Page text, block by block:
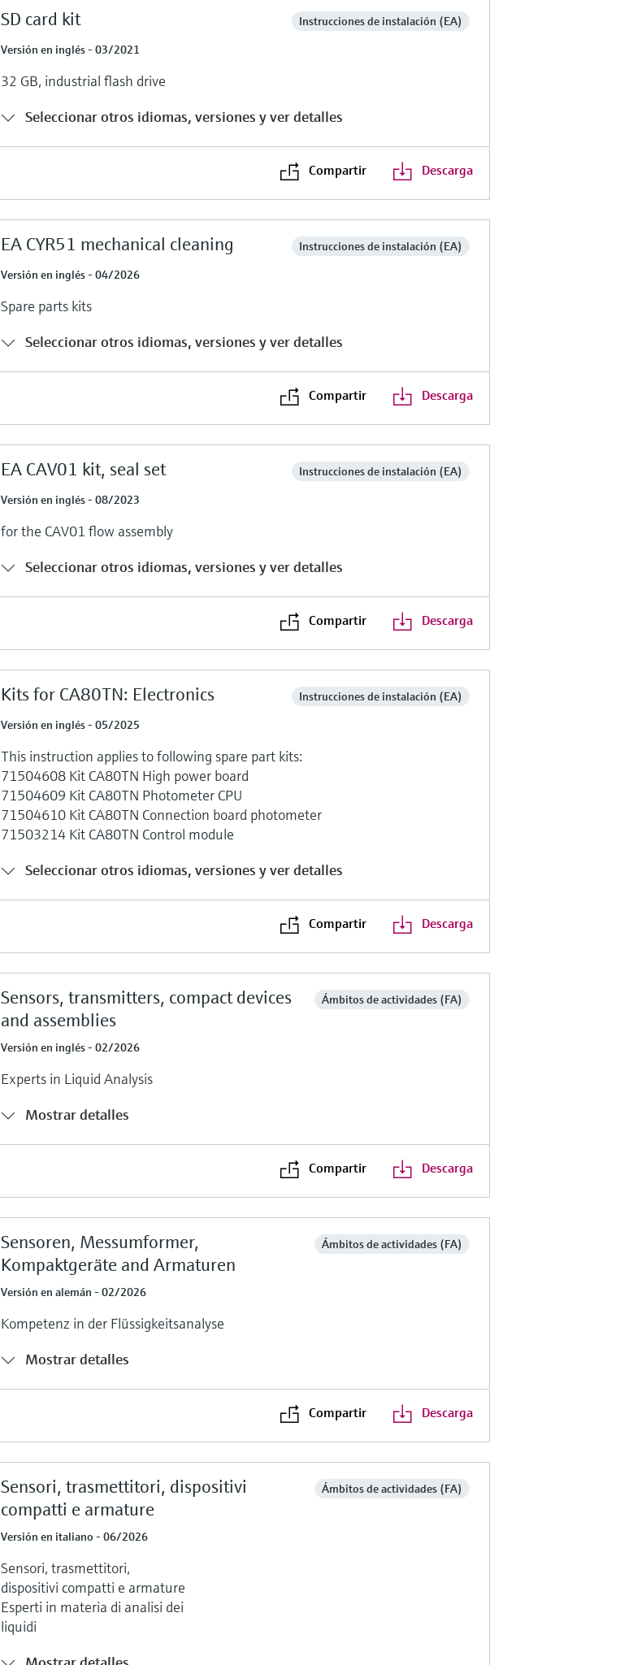
SD card kit
Instrucciones de instalación (EA)
Versión en inglés - 03/2021
32 GB, industrial flash drive
Seleccionar otros idiomas, versiones y ver detalles
Compartir Descarga
EA CYR51 mechanical cleaning
Instrucciones de instalación (EA)
Versión en inglés - 04/2026
Spare parts kits
Seleccionar otros idiomas, versiones y ver detalles
Compartir Descarga
EA CAV01 kit, seal set
Instrucciones de instalación (EA)
Versión en inglés - 08/2023
for the CAV01 flow assembly
Seleccionar otros idiomas, versiones y ver detalles
Compartir Descarga
Kits for CA80TN: Electronics
Instrucciones de instalación (EA)
Versión en inglés - 05/2025
This instruction applies to following spare part kits:
71504608 Kit CA80TN High power board
71504609 Kit CA80TN Photometer CPU
71504610 Kit CA80TN Connection board photometer
71503214 Kit CA80TN Control module
Seleccionar otros idiomas, versiones y ver detalles
Compartir Descarga
Sensors, transmitters, compact devices
and assemblies
Ámbitos de actividades (FA)
Versión en inglés - 02/2026
Experts in Liquid Analysis
Mostrar detalles
Compartir Descarga
Sensoren, Messumformer,
Kompaktgeräte and Armaturen
Ámbitos de actividades (FA)
Versión en alemán - 02/2026
Kompetenz in der Flüssigkeitsanalyse
Mostrar detalles
Compartir Descarga
Sensori, trasmettitori, dispositivi
compatti e armature
Ámbitos de actividades (FA)
Versión en italiano - 06/2026
Sensori, trasmettitori,
dispositivi compatti e armature
Esperti in materia di analisi dei
liquidi